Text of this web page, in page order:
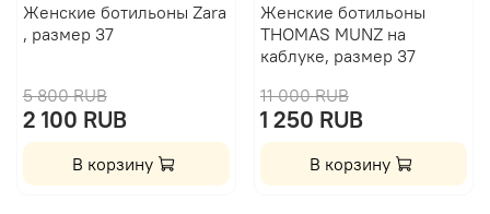
Женские ботильоны Zara
, размер 37
5 800 RUB
2 100 RUB
В корзину
Женские ботильоны
THOMAS MUNZ на
каблуке, размер 37
11 000 RUB
1 250 RUB
В корзину